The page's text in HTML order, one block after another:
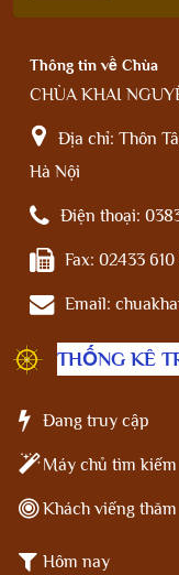
Thông tin về Chùa
CHÙA KHAI
Địa chỉ: Thôn
Hà Nội
Điện thoại:
Fax: 02433
Email:
THỐNG KÊ
Đang truy cập
Máy chủ tìm kiếm
Khách viếng thăm
Hôm nay